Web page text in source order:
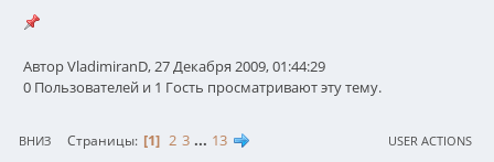
Автор VladimiranD, 27 Декабря 2009, 01:44:29
0 Пользователей и 1 Гость просматривают эту тему.
ВНИЗ Страницы 1 2 3 ... 13 USER ACTIONS